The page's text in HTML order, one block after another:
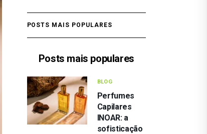
POSTS MAIS POPULARES
Posts mais populares
BLOG
Perfumes
Capilares
INOAR: a
sofisticação